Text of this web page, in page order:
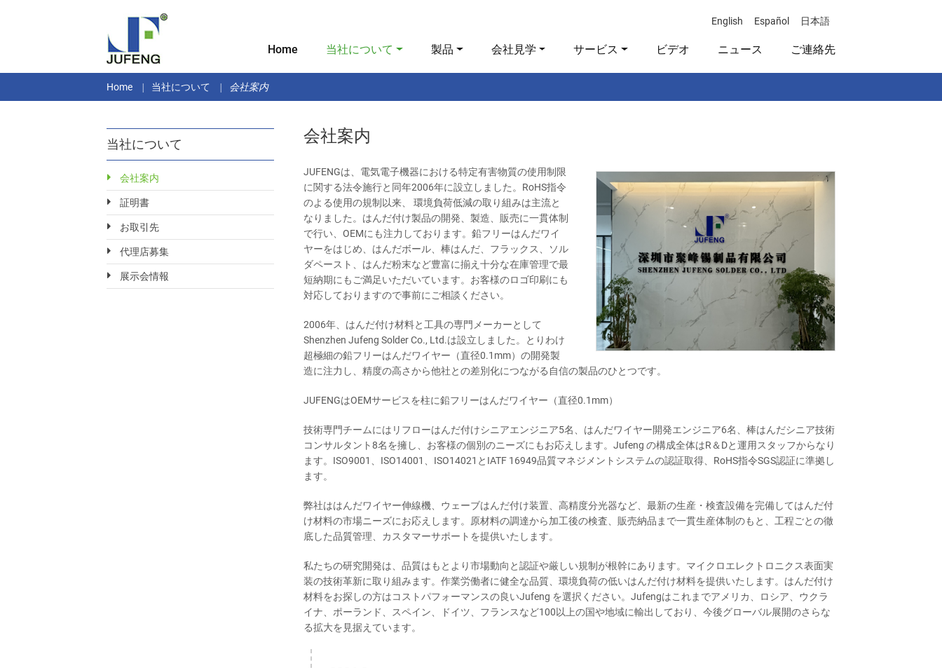
English Español 日本語
Home 当社について 製品 会社見学 サービス ビデオ ニュース ご連絡先
Home 当社について 会社案内
会社案内
JUFENGは、電気電子機器における特定有害物質の使用制限
に関する法令施行と同年2006年に設立しました。RoHS指令
のよる使用の規制以来、 環境負荷低減の取り組みは主流と
なりました。はんだ付け製品の開発、製造、販売に一貫体制
で行い、OEMにも注力しております。鉛フリーはんだワイ
ヤーをはじめ、はんだボール、棒はんだ、フラックス、ソル
ダペースト、はんだ粉末など豊富に揃え十分な在庫管理で最
短納期にもご満足いただいています。お客様のロゴ印刷にも
対応しておりますので事前にご相談ください。
2006年、はんだ付け材料と工具の専門メーカーとして
Shenzhen Jufeng Solder Co., Ltd.は設立しました。とりわけ
超極細の鉛フリーはんだワイヤー（直径0.1mm）の開発製
造に注力し、精度の高さから他社との差別化につながる自信の製品のひとつです。
JUFENGはOEMサービスを柱に鉛フリーはんだワイヤー（直径0.1mm）
技術専門チームにはリフローはんだ付けシニアエンジニア5名、はんだワイヤー開発エンジニア6名、棒はんだシニア技術
コンサルタント8名を擁し、お客様の個別のニーズにもお応えします。Jufeng の構成全体はR＆Dと運用スタッフからなり
ます。ISO9001、ISO14001、ISO14021とIATF 16949品質マネジメントシステムの認証取得、RoHS指令SGS認証に準拠し
ます。
弊社ははんだワイヤー伸線機、ウェーブはんだ付け装置、高精度分光器など、最新の生産・検査設備を完備してはんだ付
け材料の市場ニーズにお応えします。原材料の調達から加工後の検査、販売納品まで一貫生産体制のもと、工程ごとの徹
底した品質管理、カスタマーサポートを提供いたします。
私たちの研究開発は、品質はもとより市場動向と認証や厳しい規制が根幹にあります。マイクロエレクトロニクス表面実
装の技術革新に取り組みます。作業労働者に健全な品質、環境負荷の低いはんだ付け材料を提供いたします。はんだ付け
材料をお探しの方はコストパフォーマンスの良いJufeng を選択ください。Jufengはこれまでアメリカ、ロシア、ウクラ
イナ、ポーランド、スペイン、ドイツ、フランスなど100以上の国や地域に輸出しており、今後グローバル展開のさらな
る拡大を見据えています。
当社について
会社案内
証明書
お取引先
代理店募集
展示会情報